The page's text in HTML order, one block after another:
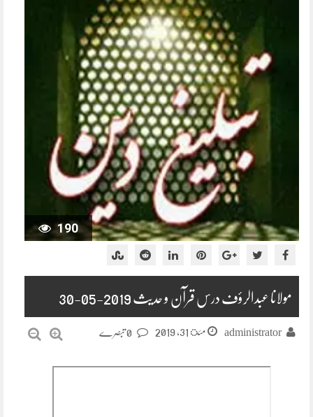
190
مولانا عبدالرؤف درس قرآن و حدیث 2019-05-30
administrator مئ 31, 2019